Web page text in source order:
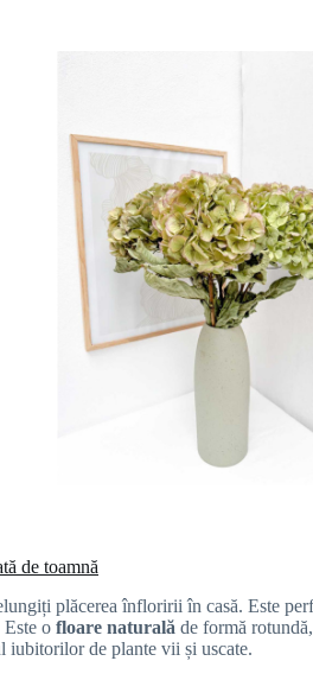
de toamnă
plăcerea înfloririi în casă. Este
o floare naturală de formă
de plante vii și uscate.